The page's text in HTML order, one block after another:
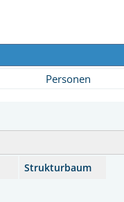
Personen
Strukturbaum